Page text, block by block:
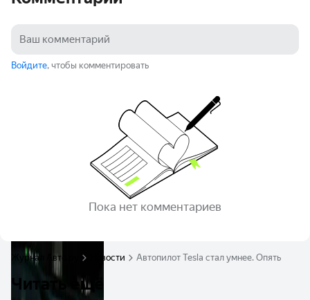
Войдите, чтобы комментировать
Пока нет комментариев
Журнал Авто.ру Новости Автопилот Tesla стал умнее. Опять
Читать ещё